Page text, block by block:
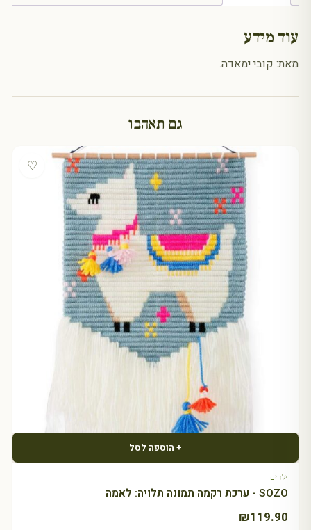
עוד מידע
מאת: קובי ימאדה.
גם תאהבו
♡
+ הוספה לסל
ילדים
SOZO - ערכת רקמה תמונה תלויה: לאמה
₪119.90